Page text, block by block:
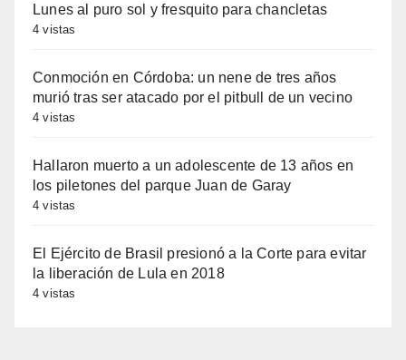
Lunes al puro sol y fresquito para chancletas
4 vistas
Conmoción en Córdoba: un nene de tres años
murió tras ser atacado por el pitbull de un vecino
4 vistas
Hallaron muerto a un adolescente de 13 años en
los piletones del parque Juan de Garay
4 vistas
El Ejército de Brasil presionó a la Corte para evitar
la liberación de Lula en 2018
4 vistas